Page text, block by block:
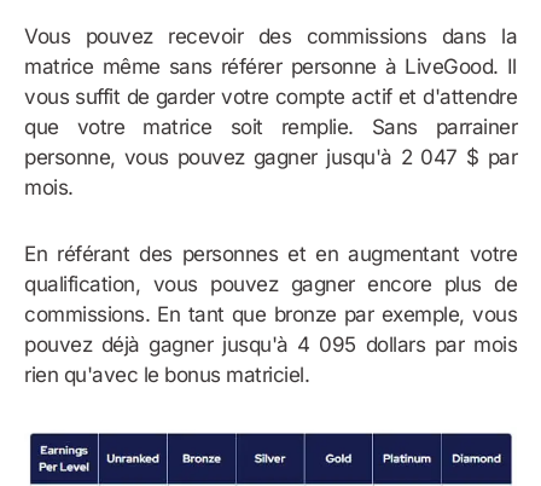
Vous pouvez recevoir des commissions dans la
matrice même sans référer personne à LiveGood. Il
vous suffit de garder votre compte actif et d'attendre
que votre matrice soit remplie. Sans parrainer
personne, vous pouvez gagner jusqu'à 2 047 $ par
mois.
En référant des personnes et en augmentant votre
qualification, vous pouvez gagner encore plus de
commissions. En tant que bronze par exemple, vous
pouvez déjà gagner jusqu'à 4 095 dollars par mois
rien qu'avec le bonus matriciel.